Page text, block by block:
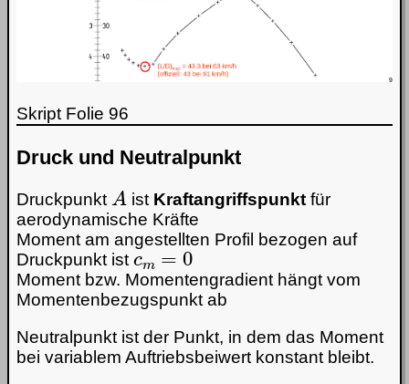
Skript Folie 96
Druck und Neutralpunkt
Druckpunkt
A
ist Kraftangriffspunkt für
aerodynamische Kräfte
Moment am angestellten Profil bezogen auf
Druckpunkt ist
cm=0
Moment bzw. Momentengradient hängt vom
Momentenbezugspunkt ab
Neutralpunkt ist der Punkt, in dem das Moment
bei variablem Auftriebsbeiwert konstant bleibt.